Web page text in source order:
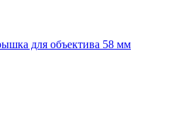
для объектива 58 мм